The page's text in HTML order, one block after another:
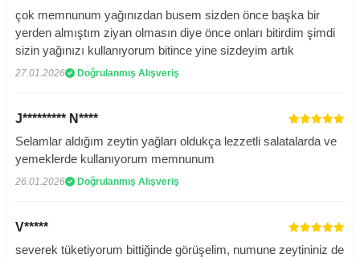
çok memnunum yağınızdan busem sizden önce başka bir
yerden almıştım ziyan olmasın diye önce onları bitirdim şimdi
sizin yağınızı kullanıyorum bitince yine sizdeyim artık
27.01.2026 Doğrulanmış Alışveriş
J********* N****
Selamlar aldığım zeytin yağları oldukça lezzetli salatalarda ve
yemeklerde kullanıyorum memnunum
26.01.2026 Doğrulanmış Alışveriş
V*****
severek tüketiyorum bittiğinde görüşelim, numune zeytininiz de